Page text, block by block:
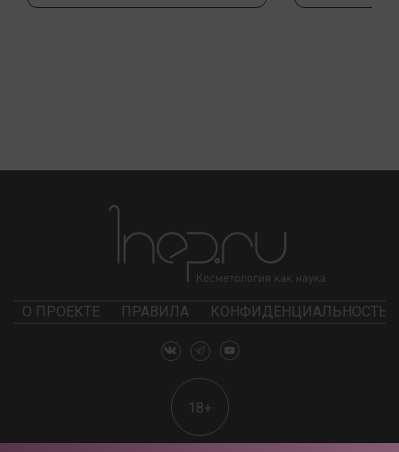
О ПРОЕКТЕ ПРАВИЛА КОНФИДЕНЦИАЛЬНОСТЬ
18+